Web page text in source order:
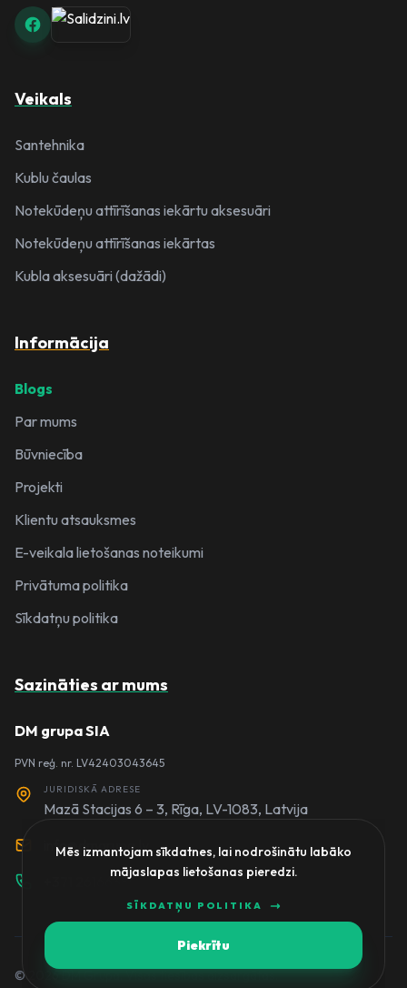
Veikals
Santehnika
Kublu čaulas
Notekūdeņu attīrīšanas iekārtu aksesuāri
Notekūdeņu attīrīšanas iekārtas
Kubla aksesuāri (dažādi)
Informācija
Blogs
Par mums
Būvniecība
Projekti
Klientu atsauksmes
E-veikala lietošanas noteikumi
Privātuma politika
Sīkdatņu politika
Sazināties ar mums
DM grupa SIA
PVN reģ. nr. LV42403043645
JURIDISKĀ ADRESE
Mazā Stacijas 6 – 3, Rīga, LV-1083, Latvija
info@dmgrupa.lv
+371 26166380
© 2026 DM Grupa. Visas tiesības aizsargātas.
Mēs izmantojam sīkdatnes, lai nodrošinātu labāko
mājaslapas lietošanas pieredzi.
SĪKDATŅU POLITIKA
Piekrītu